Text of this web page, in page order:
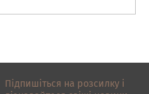
Підпишіться на розсилку і